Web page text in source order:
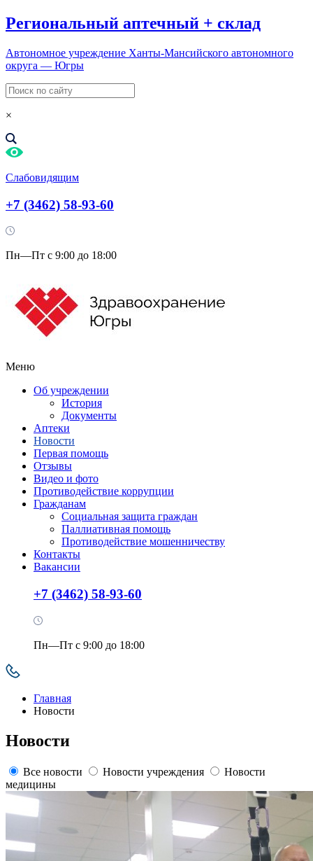
Региональный аптечный + склад
Автономное учреждение Ханты-Мансийского автономного
округа — Югры
×
Слабовидящим
+7 (3462) 58-93-60
Пн—Пт с 9:00 до 18:00
Меню
Об учреждении
История
Документы
Аптеки
Новости
Первая помощь
Отзывы
Видео и фото
Противодействие коррупции
Гражданам
Социальная защита граждан
Паллиативная помощь
Противодействие мошенничеству
Контакты
Вакансии
+7 (3462) 58-93-60
Пн—Пт с 9:00 до 18:00
Главная
Новости
Новости
Все новости Новости учреждения
Новости
медицины